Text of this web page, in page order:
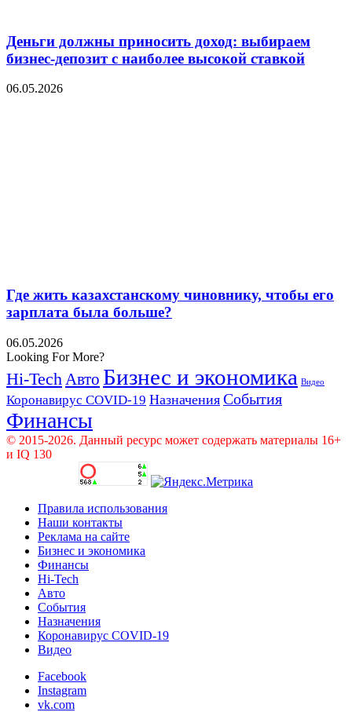
Деньги должны приносить доход: выбираем
бизнес-депозит с наиболее высокой ставкой
06.05.2026
Где жить казахстанскому чиновнику, чтобы его
зарплата была больше?
06.05.2026
Looking For More?
Hi-Tech Авто Бизнес и экономика Видео
Коронавирус COVID-19 Назначения События
Финансы
© 2015-2026. Данный ресурс может содержать материалы 16+
и IQ 130
Правила использования
Наши контакты
Реклама на сайте
Бизнес и экономика
Финансы
Hi-Tech
Авто
События
Назначения
Коронавирус COVID-19
Видео
Facebook
Instagram
vk.com